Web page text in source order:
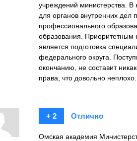
учреждений министерства. В
для органов внутренних дел
профессионального
образования. Приоритетным
является подготовка
федерального округа.
окончанию, не составит
права, что довольно неплохо.
+ 2 Отлично
Омская академия